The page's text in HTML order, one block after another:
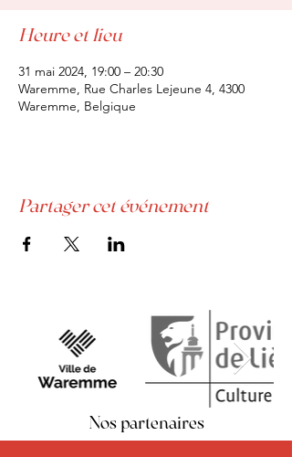
Heure et lieu
31 mai 2024, 19:00 – 20:30
Waremme, Rue Charles Lejeune 4, 4300
Waremme, Belgique
Partager cet événement
Nos partenaires